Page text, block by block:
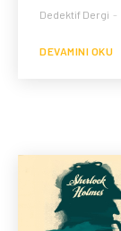
Dedektif Dergi -
DEVAMINI OKU